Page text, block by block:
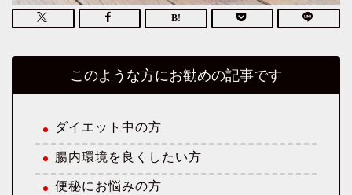
このような方にお勧めの記事です
ダイエット中の方
腸内環境を良くしたい方
便秘にお悩みの方